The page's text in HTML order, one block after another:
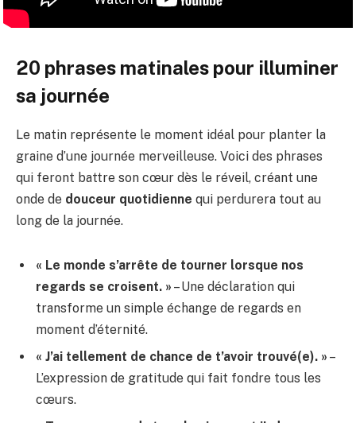
20 phrases matinales pour illuminer
sa journée
Le matin représente le moment idéal pour planter la
graine d’une journée merveilleuse. Voici des phrases
qui feront battre son cœur dès le réveil, créant une
onde de douceur quotidienne qui perdurera tout au
long de la journée.
« Le monde s’arrête de tourner lorsque nos
regards se croisent. » – Une déclaration qui
transforme un simple échange de regards en
moment d’éternité.
« J’ai tellement de chance de t’avoir trouvé(e). » –
L’expression de gratitude qui fait fondre tous les
cœurs.